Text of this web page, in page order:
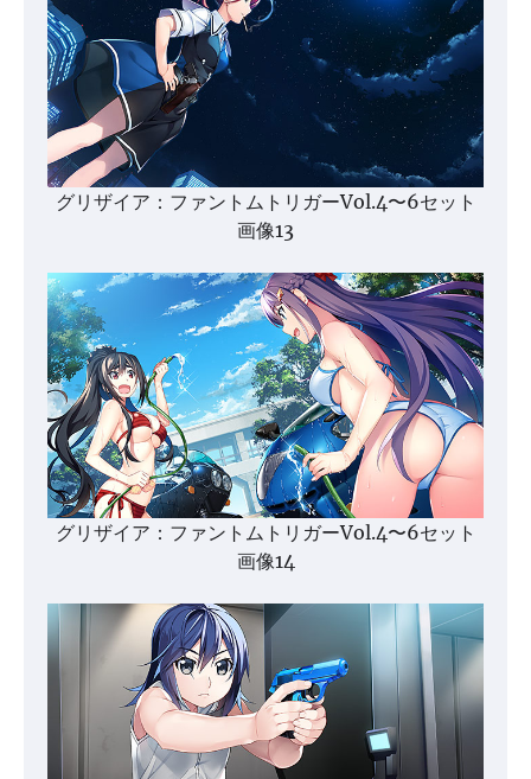
グリザイア：ファントムトリガーVol.4〜6セット
画像13
グリザイア：ファントムトリガーVol.4〜6セット
画像14